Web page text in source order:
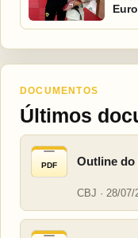
DOCUMENTOS
Últimos
PDF Outline do
CBJ · 28/07/